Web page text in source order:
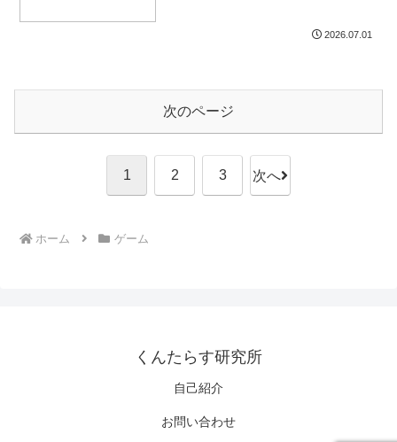
2026.07.01
次のページ
1 2 3 次へ
ホーム ゲーム
くんたらす研究所
自己紹介
お問い合わせ